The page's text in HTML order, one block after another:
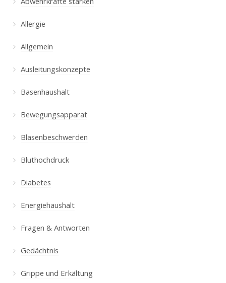
Allergie
Allgemein
Ausleitungskonzepte
Basenhaushalt
Bewegungsapparat
Blasenbeschwerden
Bluthochdruck
Diabetes
Energiehaushalt
Fragen & Antworten
Gedächtnis
Grippe und Erkältung